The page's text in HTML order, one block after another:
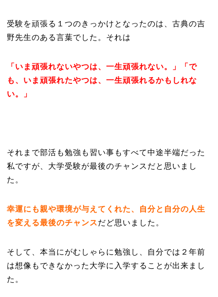
受験を頑張る１つのきっかけとなったのは、古典の吉
野先生のある言葉でした。それは
「いま頑張れないやつは、一生頑張れない。」「で
も、いま頑張れたやつは、一生頑張れるかもしれな
い。」
それまで部活も勉強も習い事もすべて中途半端だった
私ですが、大学受験が最後のチャンスだと思いまし
た。
幸運にも親や環境が与えてくれた、自分と自分の人生
を変える最後のチャンスだど思いました。
そして、本当にがむしゃらに勉強し、自分では２年前
は想像もできなかった大学に入学することが出来まし
た。